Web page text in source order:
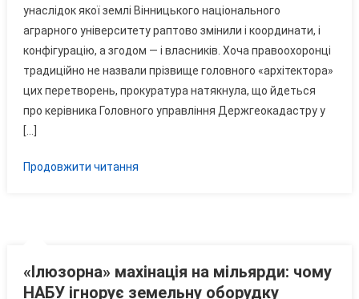
Третю
Кримінальну
Справу
унаслідок якої землі Вінницького національного
аграрного університету раптово змінили і координати, і
конфігурацію, а згодом — і власників. Хоча правоохоронці
традиційно не назвали прізвище головного «архітектора»
цих перетворень, прокуратура натякнула, що йдеться
про керівника Головного управління Держгеокадастру у
[…]
Продовжити читання
«Ілюзорна» махінація на мільярди: чому
НАБУ ігнорує земельну оборудку